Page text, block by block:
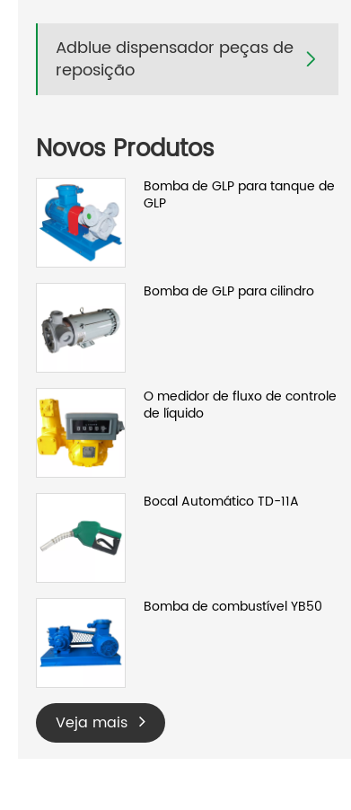
Adblue dispensador peças de
reposição

Novos Produtos
Bomba de GLP para tanque de
GLP
Bomba de GLP para cilindro
O medidor de fluxo de controle
de líquido
Bocal Automático TD-11A
Bomba de combustível YB50
Veja mais